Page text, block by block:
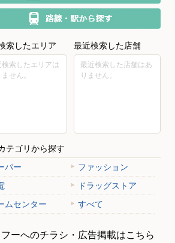
ン・キホーテUNY会
松市幕内南町9-10 MEGAド
索したエリア
検索したエリアは
せん。
最近検索した店舗
最近検索した店舗はあ
りません。
テゴリから探す
パー
ファッション
ドラッグストア
ムセンター
すべて
フーへのチラシ・広告掲載はこちら